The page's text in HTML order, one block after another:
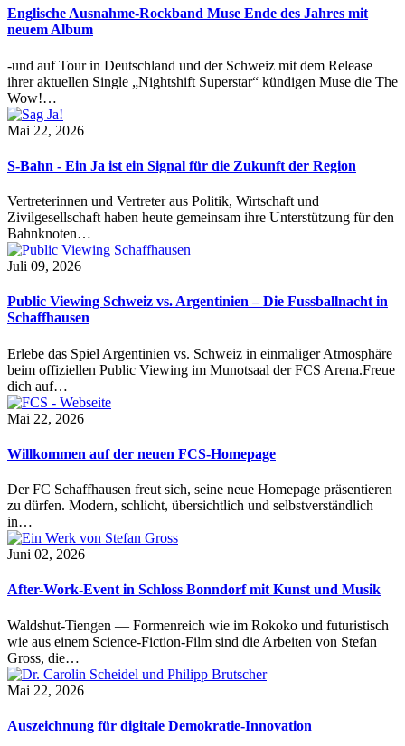
Englische Ausnahme-Rockband Muse Ende des Jahres mit
neuem Album
-und auf Tour in Deutschland und der Schweiz mit dem Release
ihrer aktuellen Single „Nightshift Superstar“ kündigen Muse die The
Wow!…
Mai 22, 2026
S-Bahn - Ein Ja ist ein Signal für die Zukunft der Region
Vertreterinnen und Vertreter aus Politik, Wirtschaft und
Zivilgesellschaft haben heute gemeinsam ihre Unterstützung für den
Bahnknoten…
Juli 09, 2026
Public Viewing Schweiz vs. Argentinien – Die Fussballnacht in
Schaffhausen
Erlebe das Spiel Argentinien vs. Schweiz in einmaliger Atmosphäre
beim offiziellen Public Viewing im Munotsaal der FCS Arena.Freue
dich auf…
Mai 22, 2026
Willkommen auf der neuen FCS-Homepage
Der FC Schaffhausen freut sich, seine neue Homepage präsentieren
zu dürfen. Modern, schlicht, übersichtlich und selbstverständlich
in…
Juni 02, 2026
After-Work-Event in Schloss Bonndorf mit Kunst und Musik
Waldshut-Tiengen — Formenreich wie im Rokoko und futuristisch
wie aus einem Science-Fiction-Film sind die Arbeiten von Stefan
Gross, die…
Mai 22, 2026
Auszeichnung für digitale Demokratie-Innovation